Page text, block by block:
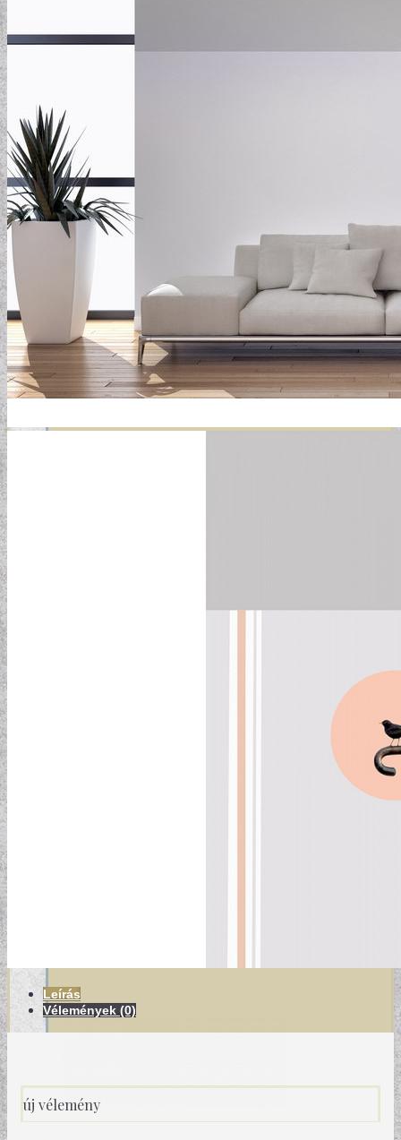
ELEMENTAL COLLECTION
GYERMEKTAPÉTÁK
Leírás
Vélemények (0)
új vélemény